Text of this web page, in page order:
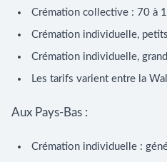
Crémation collective : 70 à
Crémation individuelle,
Crémation individuelle,
Les tarifs varient entre la
Aux Pays-Bas :
Crémation individuelle :